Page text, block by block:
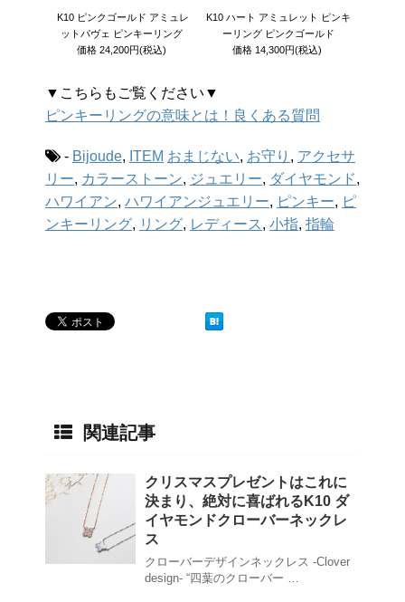
K10 ピンクゴールド アミュレ
ットパヴェ ピンキーリング
価格 24,200円(税込)
K10 ハート アミュレット ピンキ
ーリング ピンクゴールド
価格 14,300円(税込)
▼こちらもご覧ください▼
ピンキーリングの意味とは！良くある質問
- Bijoude, ITEM おまじない, お守り , アクセサ
リー, カラーストーン, ジュエリー, ダイヤモンド,
ハワイアン, ハワイアンジュエリー, ピンキー, ピ
ンキーリング, リング, レディース , 小指, 指輪
関連記事
クリスマスプレゼントはこれに
決まり、絶対に喜ばれるK10 ダ
イヤモンドクローバーネックレ
ス
クローバーデザインネックレス -Clover
design- “四葉のクローバー …